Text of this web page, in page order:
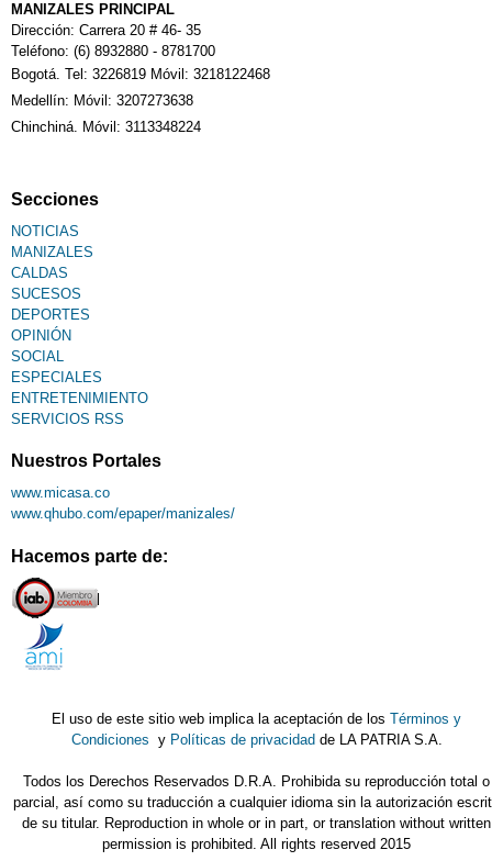
MANIZALES PRINCIPAL
Dirección: Carrera 20 # 46- 35
Teléfono: (6) 8932880 - 8781700
Bogotá. Tel: 3226819 Móvil: 3218122468
Medellín: Móvil: 3207273638
Chinchiná. Móvil: 3113348224
Secciones
NOTICIAS
MANIZALES
CALDAS
SUCESOS
DEPORTES
OPINIÓN
SOCIAL
ESPECIALES
ENTRETENIMIENTO
SERVICIOS RSS
Nuestros Portales
www.micasa.co
www.qhubo.com/epaper/manizales/
Hacemos parte de:
El uso de este sitio web implica la aceptación de losTérminos y
Condiciones y Políticas de privacidad de LA PATRIA S.A.
Todos los Derechos Reservados D.R.A. Prohibida su reproducción total o
parcial, así como su traducción a cualquier idioma sin la autorización
de su titular. Reproduction in whole or in part, or translation without written
permission is prohibited. All rights reserved 2015